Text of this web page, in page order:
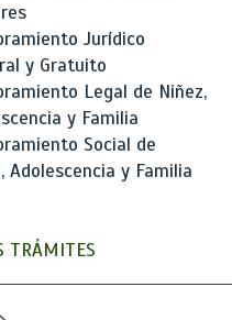
Jurídico
y Gratuito
Legal de Niñez,
y Familia
Social de
Adolescencia y Familia
TRÁMITES